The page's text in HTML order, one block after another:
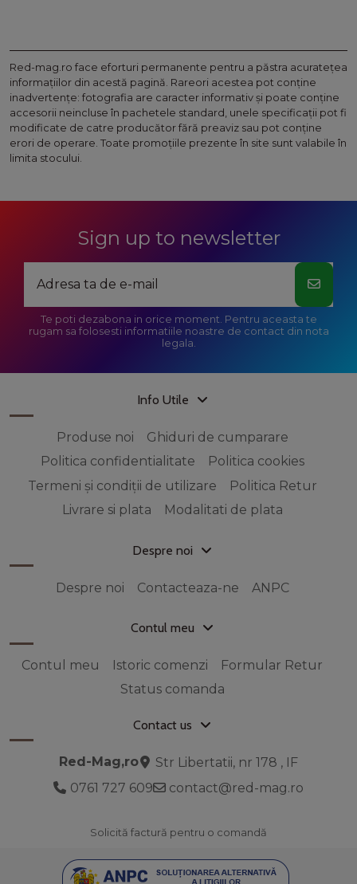
Red-mag.ro face eforturi permanente pentru a păstra acurateţea
informaţiilor din acestă pagină. Rareori acestea pot conţine
inadvertenţe: fotografia are caracter informativ şi poate conţine
accesorii neincluse în pachetele standard, unele specificaţii pot fi
modificate de catre producător fără preaviz sau pot conţine
erori de operare. Toate promoţiile prezente în site sunt valabile în
limita stocului.
Sign up to newsletter
Te poti dezabona in orice moment. Pentru aceasta te
rugam sa folosesti informatiile noastre de contact din nota
legala.
Info Utile
Produse noi
Ghiduri de cumparare
Politica confidentialitate
Politica cookies
Termeni și condiții de utilizare
Politica Retur
Livrare si plata
Modalitati de plata
Despre noi
Despre noi Contacteaza-ne ANPC
Contul meu
Contul meu Istoric comenzi
Formular Retur
Status comanda
Contact us
Red-Mag,ro
Str Libertatii, nr 178 , IF
0761 727 609
contact@red-mag.ro
Solicită factură pentru o comandă